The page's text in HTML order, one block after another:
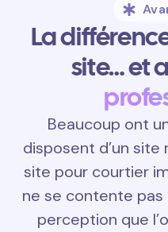
La
site… et
Beaucoup ont
disposent d’un
site pour courtier
ne se contente pas
perception que